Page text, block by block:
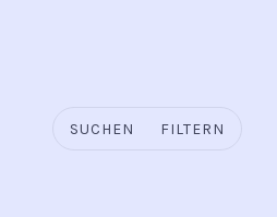
SUCHEN FILTERN